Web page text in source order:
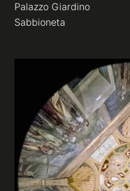
Palazzo Giardino
Sabbioneta